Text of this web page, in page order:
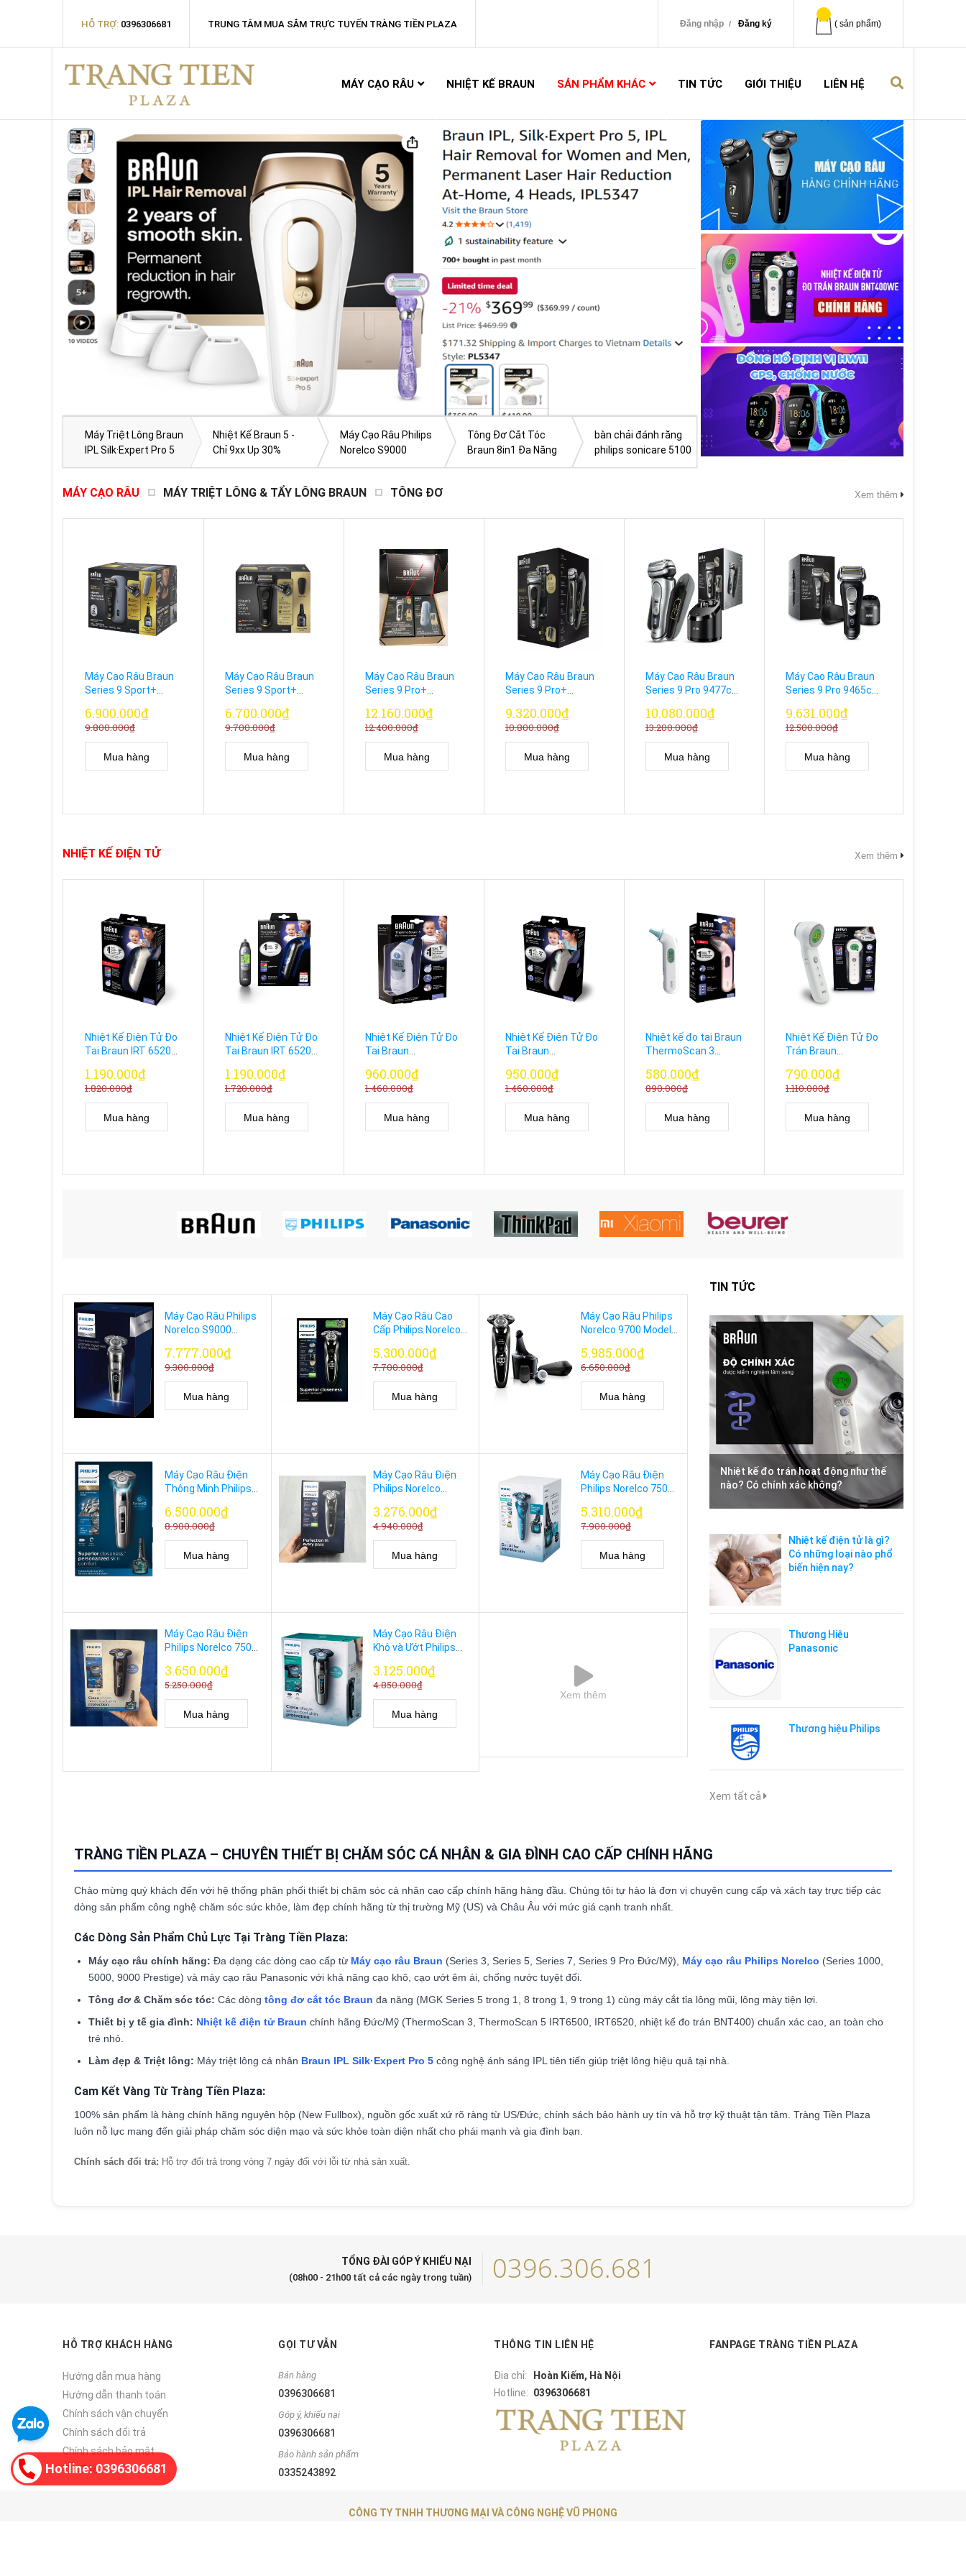
HỖ TRỢ: 0396306681 TRUNG TÂM MUA SẮM TRỰC TUYẾN TRÀNG TIỀN PLAZA ( sản phẩm)
Đăng nhập Đăng ký
MÁY CẠO RÂU NHIỆT KẾ BRAUN SẢN PHẨM KHÁC TIN TỨC GIỚI THIỆU LIÊN HỆ
Máy Triệt Lông Braun
IPL Silk·Expert Pro 5
IPL5347 | 4 Đầu
Nhiệt Kế Braun 5 -
Chỉ 9xx Up 30%
Máy Cạo Râu Philips
Norelco S9000
Prestige
Tông Đơ Cắt Tóc
Braun 8in1 Đa Năng
bàn chải đánh răng
philips sonicare 5100
MÁY CẠO RÂU MÁY TRIỆT LÔNG & TẨY LÔNG BRAUN TÔNG ĐƠ
Máy Cạo Râu Braun
Series 9 Sport+
Đức – Kèm Trạm
Sạc Rửa & Hộp Sạc
PowerCase
6.900.000₫
9.800.000₫
Mua hàng
Máy Cạo Râu Braun
Series 9 Sport+
Đức – Kèm Cốc Sạc
Rửa Tự Động
6.700.000₫
9.700.000₫
Mua hàng
Máy Cạo Râu Braun
Series 9 Pro+
Sạc Dự Phòng
PowerCase
12.160.000₫
12.400.000₫
Mua hàng
Máy Cạo Râu Braun
Series 9 Pro+
Đức – Đỉnh Cao
Grooming
9.320.000₫
10.800.000₫
Mua hàng
Máy Cạo Râu Braun
Series 9 Pro 9477cc
Sạc PowerCase
10.080.000₫
13.200.000₫
Mua hàng
Máy Cạo Râu Braun
Series 9 Pro 9465cc
Vệ Sinh SmartCare
9.631.000₫
12.500.000₫
Mua hàng
Xem thêm
NHIỆT KẾ ĐIỆN TỬ
Nhiệt Kế Điện Tử Đo
Tai Braun IRT 6520
1.190.000₫
1.820.000₫
Mua hàng
Nhiệt Kế Điện Tử Đo
Tai Braun IRT 6520
1.190.000₫
1.720.000₫
Mua hàng
Nhiệt Kế Điện Tử Đo
Tai Braun
6500 Chính Hãng
960.000₫
1.460.000₫
Mua hàng
Nhiệt Kế Điện Tử Đo
Tai Braun
6020 Chính Hãng
950.000₫
1.460.000₫
Mua hàng
Nhiệt kế đo tai Braun
ThermoScan 3
Đức
580.000₫
890.000₫
Mua hàng
Nhiệt Kế Điện Tử Đo
Trán Braun
Hãng
790.000₫
1.110.000₫
Mua hàng
Xem thêm
Máy Cạo Râu Philips
Norelco S9000
7.777.000₫
9.300.000₫
Mua hàng
Máy Cạo Râu Cao
Cấp Philips Norelco
Chính Hãng
5.300.000₫
7.700.000₫
Mua hàng
Máy Cạo Râu Philips
Norelco 9700 Model
Và Khô Chính Hãng
5.985.000₫
6.650.000₫
Mua hàng
Máy Cạo Râu Điện
Thông Minh Philips
S9985/84 Cảm Biến
AI Cao Cấp
6.500.000₫
8.900.000₫
Mua hàng
Máy Cạo Râu Điện
Philips Norelco
S9161/83 Cạo Ướt
Khô Chính Hãng
3.276.000₫
4.940.000₫
Mua hàng
Máy Cạo Râu Điện
Philips Norelco 7500
Da Nhạy Cảm Chính
Hãng
5.310.000₫
7.900.000₫
Mua hàng
Máy Cạo Râu Điện
Philips Norelco 7500
3.650.000₫
5.250.000₫
Mua hàng
Máy Cạo Râu Điện
Khô và Ướt Philips
S7788/82 Cao Cấp
3.125.000₫
4.850.000₫
Mua hàng
Xem thêm
TIN TỨC
Nhiệt kế đo trán hoạt động như thế
nào? Có chính xác không?
Nhiệt kế điện tử là gì?
Có những loại nào phổ
biến hiện nay?
Thương Hiệu
Panasonic
Thương hiệu Philips
Xem tất cả
TRÀNG TIỀN PLAZA – CHUYÊN THIẾT BỊ CHĂM SÓC CÁ NHÂN & GIA ĐÌNH CAO CẤP CHÍNH HÃNG
Chào mừng quý khách đến với hệ thống phân phối thiết bị chăm sóc cá nhân cao cấp chính hãng hàng đầu. Chúng tôi tự hào là đơn vị chuyên cung cấp và xách tay trực tiếp các
dòng sản phẩm công nghệ chăm sóc sức khỏe, làm đẹp chính hãng từ thị trường Mỹ (US) và Châu Âu với mức giá cạnh tranh nhất.
Các Dòng Sản Phẩm Chủ Lực Tại Tràng Tiền Plaza:
Máy cạo râu chính hãng: Đa dạng các dòng cao cấp từ Máy cạo râu Braun (Series 3, Series 5, Series 7, Series 9 Pro Đức/Mỹ), Máy cạo râu Philips Norelco (Series 1000,
5000, 9000 Prestige) và máy cạo râu Panasonic với khả năng cạo khô, cạo ướt êm ái, chống nước tuyệt đối.
Tông đơ & Chăm sóc tóc: Các dòng tông đơ cắt tóc Braun đa năng (MGK Series 5 trong 1, 8 trong 1, 9 trong 1) cùng máy cắt tỉa lông mũi, lông mày tiện lợi.
Thiết bị y tế gia đình: Nhiệt kế điện tử Braun chính hãng Đức/Mỹ (ThermoScan 3, ThermoScan 5 IRT6500, IRT6520, nhiệt kế đo trán BNT400) chuẩn xác cao, an toàn cho
trẻ nhỏ.
Làm đẹp & Triệt lông: Máy triệt lông cá nhân Braun IPL Silk·Expert Pro 5 công nghệ ánh sáng IPL tiên tiến giúp triệt lông hiệu quả tại nhà.
Cam Kết Vàng Từ Tràng Tiền Plaza:
100% sản phẩm là hàng chính hãng nguyên hộp (New Fullbox), nguồn gốc xuất xứ rõ ràng từ US/Đức, chính sách bảo hành uy tín và hỗ trợ kỹ thuật tận tâm. Tràng Tiền Plaza
luôn nỗ lực mang đến giải pháp chăm sóc diện mạo và sức khỏe toàn diện nhất cho phái mạnh và gia đình bạn.
Chính sách đổi trả: Hỗ trợ đổi trả trong vòng 7 ngày đối với lỗi từ nhà sản xuất.
TỔNG ĐÀI GÓP Ý KHIẾU NẠI
(08h00 - 21h00 tất cả các ngày trong tuần) 0396.306.681
HỖ TRỢ KHÁCH HÀNG
Hướng dẫn mua hàng
Hướng dẫn thanh toán
Chính sách vận chuyển
Chính sách đổi trả
Chính sách bảo mật
Tin Tức
GỌI TƯ VẪN
Bán hàng
0396306681
Góp ý, khiếu nại
0396306681
Bảo hành sản phẩm
0335243892
THÔNG TIN LIÊN HỆ
Địa chỉ:
Hoàn Kiếm, Hà Nội
Hotline: 0396306681
FANPAGE TRÀNG TIỀN PLAZA
CÔNG TY TNHH THƯƠNG MẠI VÀ CÔNG NGHỆ VŨ PHONG
Hotline: 0396306681